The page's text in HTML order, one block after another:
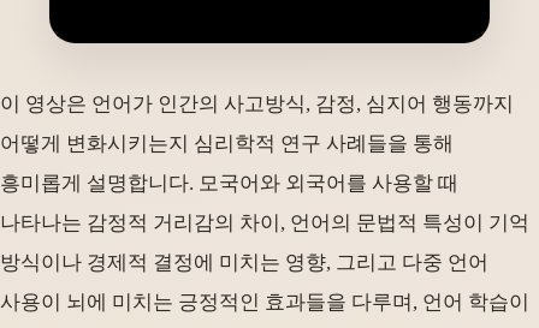
이 영상은 언어가 인간의 사고방식, 감정, 심지어 행동까지
어떻게 변화시키는지 심리학적 연구 사례들을 통해
흥미롭게 설명합니다. 모국어와 외국어를 사용할 때
나타나는 감정적 거리감의 차이, 언어의 문법적 특성이 기억
방식이나 경제적 결정에 미치는 영향, 그리고 다중 언어
사용이 뇌에 미치는 긍정적인 효과들을 다루며, 언어 학습이